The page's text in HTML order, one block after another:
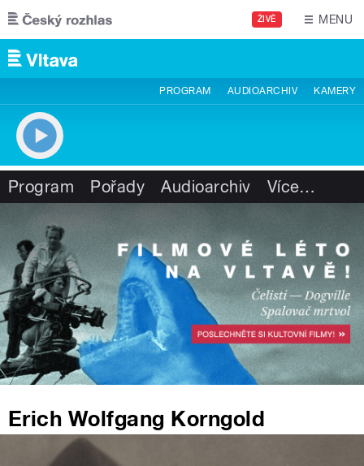
Přejít k hlavnímu obsahu
ŽIVĚ MENU
PROGRAM AUDIOARCHIV KAMERY
Program Pořady Audioarchiv Více…
Erich Wolfgang Korngold